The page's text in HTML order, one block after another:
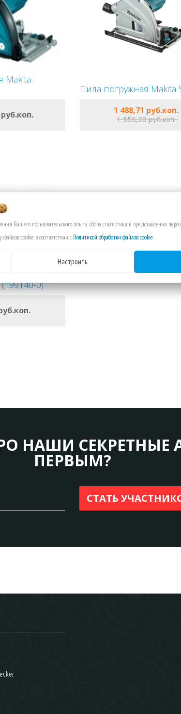
Makita
Пила погружная Makita
1 488,71 руб.коп.
1 556,38 руб.коп.
В КОРЗИНУ
ОФОРМИТЬ
MAKITA
(199140-0)
НАШИ СЕКРЕТНЫЕ
ПЕРВЫМ?
Вашего пользовательского опыта, сбора статистики и представления
cookie в соответствии с Политикой обработки файлов cookie.
Настроить